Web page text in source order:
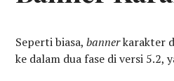
Seperti biasa,bannerkarakter
ke dalam dua fase di versi 5.2,